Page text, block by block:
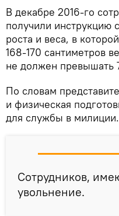
В декабре 2016-го
получили инструкцию
роста и веса, в
168-170 сантиметров
не должен превышать
По словам
и физическая
для службы в милиции.
Сотрудников,
увольнение.